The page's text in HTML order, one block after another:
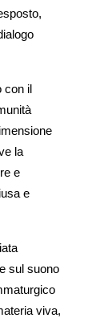
con il
la
e
e
sul suono
viva,